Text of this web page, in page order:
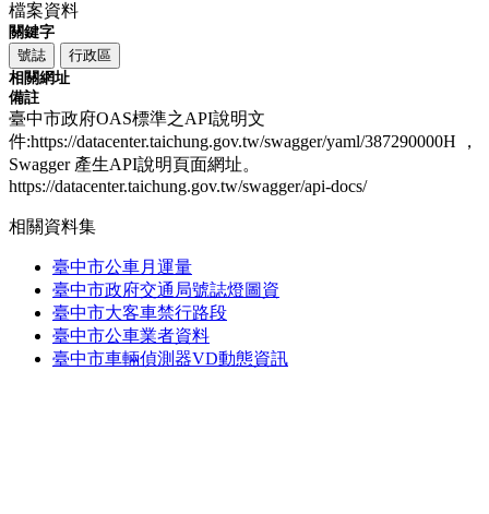
檔案資料
關鍵字
號誌
行政區
相關網址
備註
臺中市政府OAS標準之API說明文
件:https://datacenter.taichung.gov.tw/swagger/yaml/387290000H ，
Swagger 產生API說明頁面網址。
https://datacenter.taichung.gov.tw/swagger/api-docs/
相關資料集
臺中市公車月運量
臺中市政府交通局號誌燈圖資
臺中市大客車禁行路段
臺中市公車業者資料
臺中市車輛偵測器VD動態資訊